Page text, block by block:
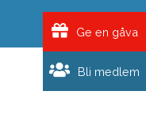
Bli medlem
Ge en gåva